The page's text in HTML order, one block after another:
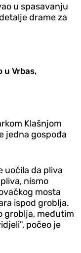
u spasavanju
drame za
u Vrbas,
Klašnjom
jedna gospođa
uočila da pliva
nismo
mosta
ispod groblja.
groblja, međutim
počeo je